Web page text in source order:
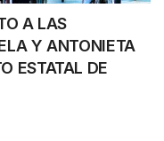
A LAS
Y ANTONIETA
ESTATAL DE